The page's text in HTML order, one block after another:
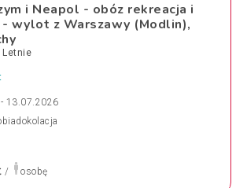
i Neapol - obóz rekreacja i
wylot z Warszawy (Modlin),
Letnie
13.07.2026
/ osobę